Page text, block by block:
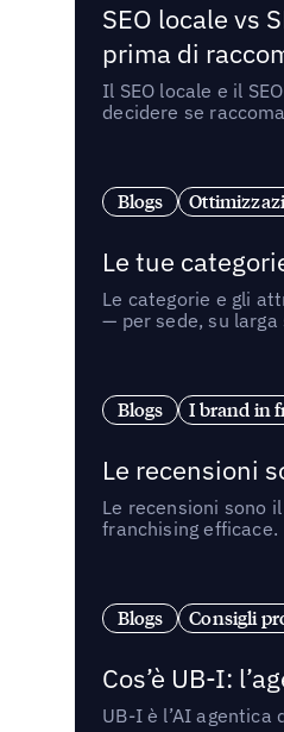
SEO locale vs
prima di
Il SEO locale e il
decidere se
Blogs
Le tue
Le categorie e gli
— per sede, su larga
Blogs I brand in
Le recensioni
Le recensioni sono
franchising efficace.
Blogs Consigli
Cos’è UB-I:
UB-I è l’AI